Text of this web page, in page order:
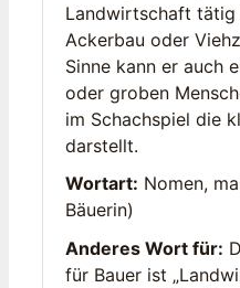
Landwirtschaft
Ackerbau oder
Sinne kann er auch
oder groben
im Schachspiel die
darstellt.
Wortart: Nomen,
Bäuerin)
Anderes Wort für:
für Bauer ist